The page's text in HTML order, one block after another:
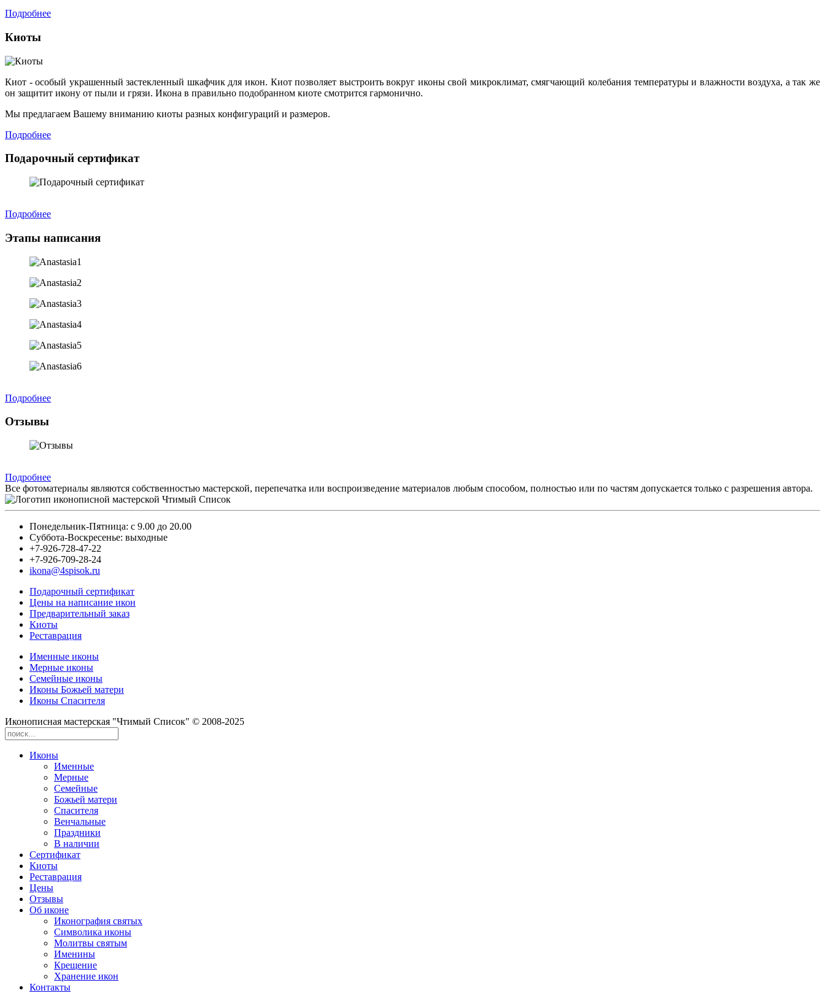
Подробнее
Киоты
Киот - особый украшенный застекленный шкафчик для икон. Киот позволяет выстроить вокруг иконы свой микроклимат, смягчающий колебания температуры и влажности воздуха, а так же
он защитит икону от пыли и грязи. Икона в правильно подобранном киоте смотрится гармонично.
Мы предлагаем Вашему вниманию киоты разных конфигураций и размеров.
Подробнее
Подарочный сертификат
Подробнее
Этапы написания
Подробнее
Отзывы
Подробнее
Все фотоматериалы являются собственностью мастерской, перепечатка или воспроизведение материалов любым способом, полностью или по частям допускается только с разрешения автора.
Понедельник-Пятница: с 9.00 до 20.00
Суббота-Воскресенье: выходные
+7-926-728-47-22
+7-926-709-28-24
ikona@4spisok.ru
Подарочный сертификат
Цены на написание икон
Предварительный заказ
Киоты
Реставрация
Именные иконы
Мерные иконы
Семейные иконы
Иконы Божьей матери
Иконы Спасителя
Иконописная мастерская "Чтимый Список" © 2008-2025
Иконы
Именные
Мерные
Семейные
Божьей матери
Спасителя
Венчальные
Праздники
В наличии
Сертификат
Киоты
Реставрация
Цены
Отзывы
Об иконе
Иконография святых
Символика иконы
Молитвы святым
Именины
Крещение
Хранение икон
Контакты